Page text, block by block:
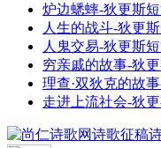
炉边蟋蟀-狄更斯
人生的战斗-狄更
人鬼交易-狄更斯
穷亲戚的故事-狄
理查·双狄克的故
走进上流社会-狄